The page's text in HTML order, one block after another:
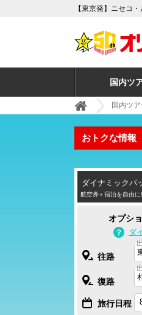
【東京発】ニセコ
国内ツ
国内ツア
おトクな情報
ダイナミックパ
航空券＋宿泊を自由
オプシ
ダ
往路
復路
旅行日程